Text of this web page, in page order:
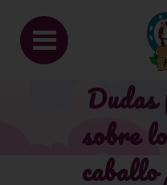
Dudas
sobre